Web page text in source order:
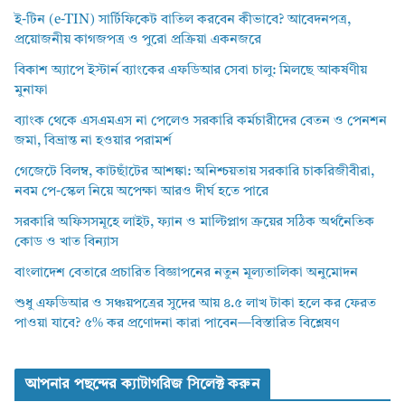
ই-টিন (e-TIN) সার্টিফিকেট বাতিল করবেন কীভাবে? আবেদনপত্র,
প্রয়োজনীয় কাগজপত্র ও পুরো প্রক্রিয়া একনজরে
বিকাশ অ্যাপে ইস্টার্ন ব্যাংকের এফডিআর সেবা চালু: মিলছে আকর্ষণীয়
মুনাফা
ব্যাংক থেকে এসএমএস না পেলেও সরকারি কর্মচারীদের বেতন ও পেনশন
জমা, বিভ্রান্ত না হওয়ার পরামর্শ
গেজেটে বিলম্ব, কাটছাঁটের আশঙ্কা: অনিশ্চয়তায় সরকারি চাকরিজীবীরা,
নবম পে-স্কেল নিয়ে অপেক্ষা আরও দীর্ঘ হতে পারে
সরকারি অফিসসমূহে লাইট, ফ্যান ও মাল্টিপ্লাগ ক্রয়ের সঠিক অর্থনৈতিক
কোড ও খাত বিন্যাস
বাংলাদেশ বেতারে প্রচারিত বিজ্ঞাপনের নতুন মূল্যতালিকা অনুমোদন
শুধু এফডিআর ও সঞ্চয়পত্রের সুদের আয় ৪.৫ লাখ টাকা হলে কর ফেরত
পাওয়া যাবে? ৫% কর প্রণোদনা কারা পাবেন—বিস্তারিত বিশ্লেষণ
আপনার পছন্দের ক্যাটাগরিজ সিলেক্ট করুন